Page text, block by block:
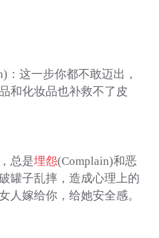
：这一步你都不敢迈出，
和化妆品也补救不了皮
总是埋怨(Complain)和恶
罐子乱摔，造成心理上的
人嫁给你，给她安全感。